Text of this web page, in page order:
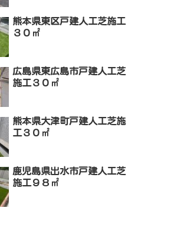
熊本県東区戸建人工芝施工
３０㎡
広島県東広島市戸建人工芝
施工３０㎡
熊本県大津町戸建人工芝施
工３０㎡
鹿児島県出水市戸建人工芝
施工９８㎡